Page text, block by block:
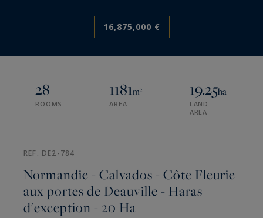
16,875,000 €
28
ROOMS
1181m²
AREA
19.25ha
LAND
AREA
REF. DE2-784
Normandie - Calvados - Côte Fleurie
aux portes de Deauville - Haras
d'exception - 20 Ha